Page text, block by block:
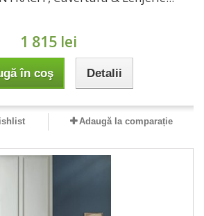
1 815 lei
în coş Detalii
Adaugă la comparație